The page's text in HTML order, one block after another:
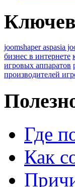
joomshaper aspasia
бизнес в интернете
игровых аппаратов
производителей
Где
Как